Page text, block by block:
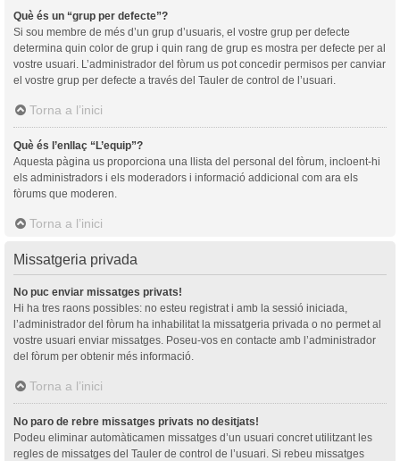
Què és un “grup per defecte”?
Si sou membre de més d’un grup d’usuaris, el vostre grup per defecte
determina quin color de grup i quin rang de grup es mostra per defecte per al
vostre usuari. L’administrador del fòrum us pot concedir permisos per canviar
el vostre grup per defecte a través del Tauler de control de l’usuari.
Torna a l’inici
Què és l’enllaç “L’equip”?
Aquesta pàgina us proporciona una llista del personal del fòrum, incloent-hi
els administradors i els moderadors i informació addicional com ara els
fòrums que moderen.
Torna a l’inici
Missatgeria privada
No puc enviar missatges privats!
Hi ha tres raons possibles: no esteu registrat i amb la sessió iniciada,
l’administrador del fòrum ha inhabilitat la missatgeria privada o no permet al
vostre usuari enviar missatges. Poseu-vos en contacte amb l’administrador
del fòrum per obtenir més informació.
Torna a l’inici
No paro de rebre missatges privats no desitjats!
Podeu eliminar automàticamen missatges d’un usuari concret utilitzant les
regles de missatges del Tauler de control de l’usuari. Si rebeu missatges